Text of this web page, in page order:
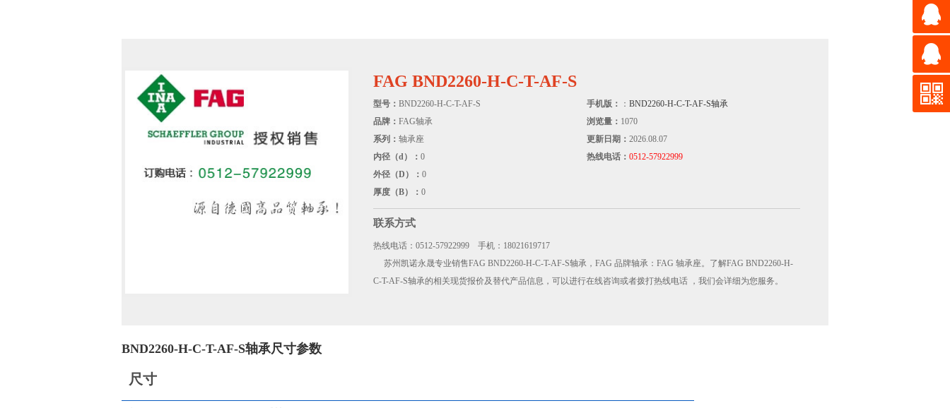
FAG BND2260-H-C-T-AF-S
型号： BND2260-H-C-T-AF-S 手机版： ： BND2260-H-C-T-AF-S轴承
品牌： FAG轴承 浏览量： 1070
系列： 轴承座 更新日期： 2026.08.07
内径（d）： 0 热线电话： 0512-57922999
外径（D）： 0
厚度（B）： 0
联系方式
热线电话：0512-57922999 手机：18021619717
苏州凯诺永晟专业销售FAG BND2260-H-C-T-AF-S轴承，FAG 品牌轴承：FAG 轴承座。了解FAG BND2260-H-
C-T-AF-S轴承的相关现货报价及替代产品信息，可以进行在线咨询或者拨打热线电话 ，我们会详细为您服务。
BND2260-H-C-T-AF-S轴承尺寸参数
尺寸